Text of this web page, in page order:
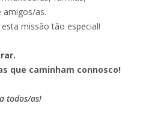
amigos/as.
missão tão especial!
que caminham connosco!
todos/as!